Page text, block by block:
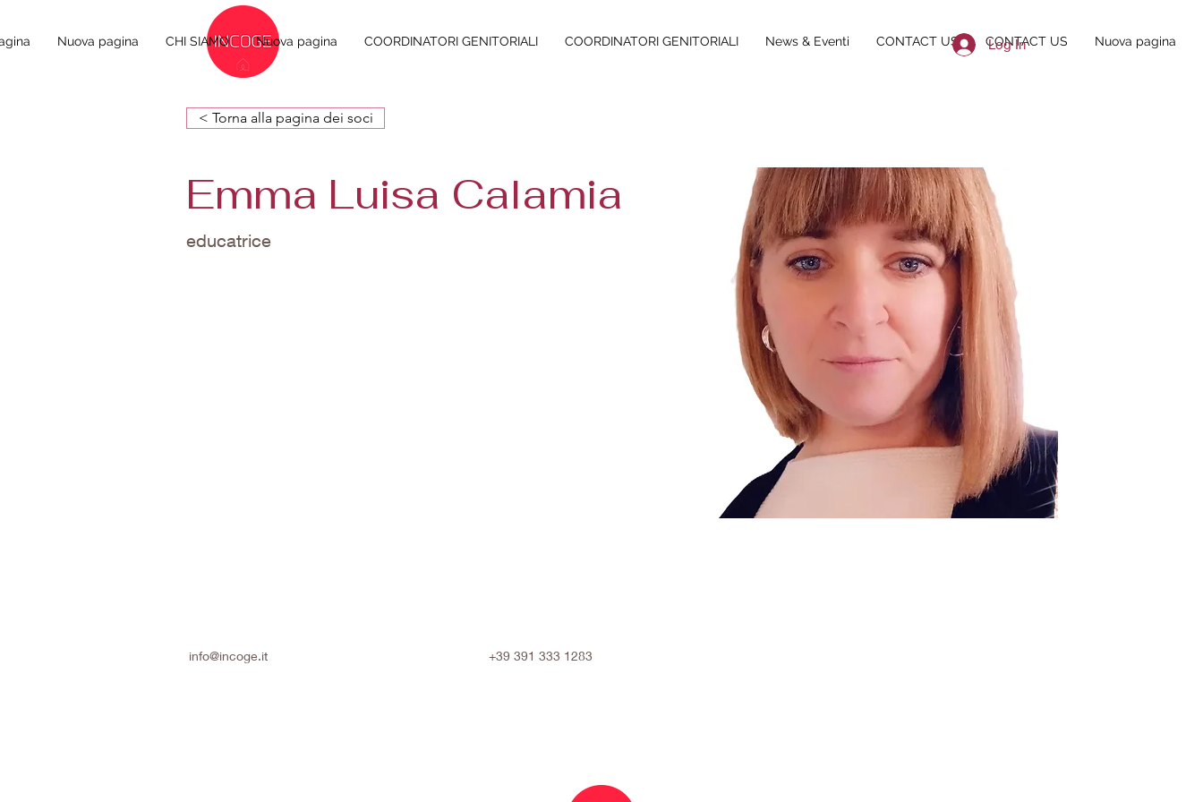
Nuova pagina CHI SIAMO Nuova pagina COORDINATORI GENITORIALI COORDINATORI GENITORIALI News & Eventi CONTACT US CONTACT US Nuova pagina
Log In
< Torna alla pagina dei soci
Emma Luisa Calamia
educatrice
info@incoge.it +39 391 333 1283